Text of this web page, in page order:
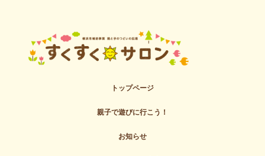
トップページ
親子で遊びに行こう！
お知らせ